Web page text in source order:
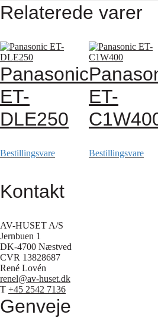
Relaterede varer
Panasonic
ET-
DLE250
Bestillingsvare
ET-
Bestillingsvare
Kontakt
AV-HUSET A/S
Jernbuen 1
DK-4700 Næstved
CVR 13828687
René Lovén
renel@av-huset.dk
T +45 2542 7136
Genveje